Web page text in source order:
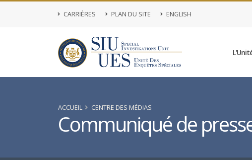
CARRIÈRES PLAN DU SITE ENGLISH
ACCUEIL CENTRE DES MÉDIAS
Communiqué de